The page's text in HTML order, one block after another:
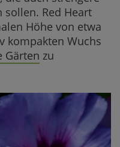
Red Heart
Höhe von etwa
kompakten Wuchs
Gärten zu